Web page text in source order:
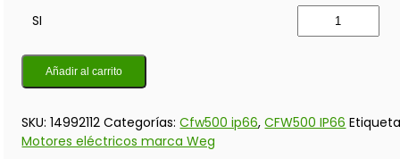
SI
Añadir al carrito
SKU:14992112 Categorías:Cfw500 ip66,CFW500 IP66
Motores eléctricos marca Weg